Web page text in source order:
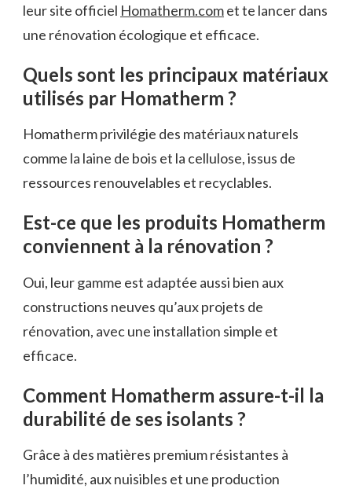
leur site officiel Homatherm.comet te lancer dans
une rénovation écologique et efficace.
Quels sont les principaux matériaux
utilisés par Homatherm ?
Homatherm privilégie des matériaux naturels
comme la laine de bois et la cellulose, issus de
ressources renouvelables et recyclables.
Est-ce que les produits Homatherm
conviennent à la rénovation ?
Oui, leur gamme est adaptée aussi bien aux
constructions neuves qu’aux projets de
rénovation, avec une installation simple et
efficace.
Comment Homatherm assure-t-il la
durabilité de ses isolants ?
Grâce à des matières premium résistantes à
l’humidité, aux nuisibles et une production